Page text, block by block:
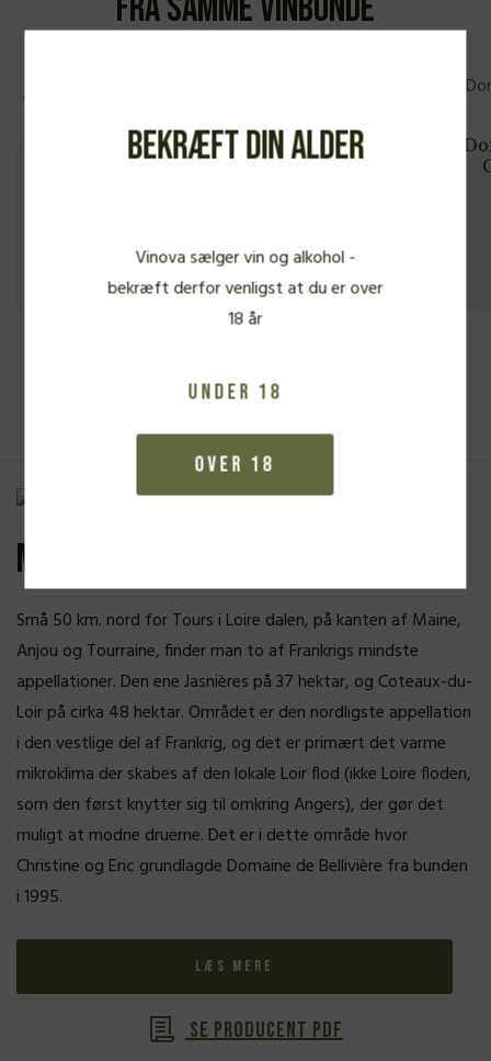
Domaine Belliviere, Hommage a
Louis Derré, Coteaux du Loir
405,00kr.
Mere om Domaine de Bellivière
Små 50 km. nord for Tours i Loire dalen, på kanten af Maine,
Anjou og Tourraine, finder man to af Frankrigs mindste
appellationer. Den ene Jasnières på 37 hektar, og Coteaux-du-
Loir på cirka 48 hektar. Området er den nordligste appellation
i den vestlige del af Frankrig, og det er primært det varme
mikroklima der skabes af den lokale Loir flod (ikke Loire floden,
som den først knytter sig til omkring Angers), der gør det
muligt at modne druerne. Det er i dette område hvor
Christine og Eric grundlagde Domaine de Bellivière fra bunden
i 1995.
Læs mere
Se producent PDF
Bekræft din alder
Vinova sælger vin og alkohol -
bekræft derfor venligst at du er over
18 år
Under 18
Over 18